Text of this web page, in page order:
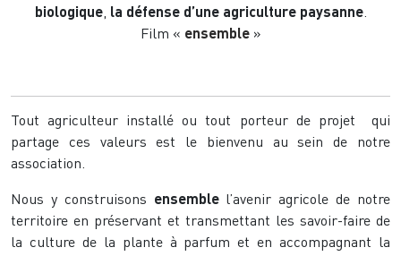
biologique, la défense d’une agriculture paysanne.
Film « ensemble »
Tout agriculteur installé ou tout porteur de projet qui
partage ces valeurs est le bienvenu au sein de notre
association.
Nous y construisons ensemblel’avenir agricole de notre
territoire en préservant et transmettant les savoir-faire de
la culture de la plante à parfum et en accompagnant la